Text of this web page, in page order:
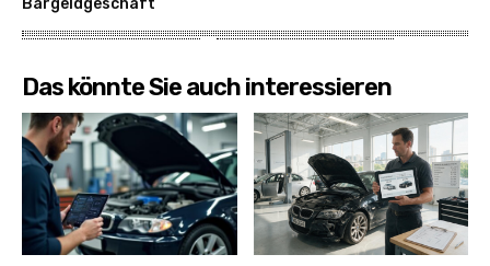
Bargeldgeschäft
Das könnte Sie auch interessieren